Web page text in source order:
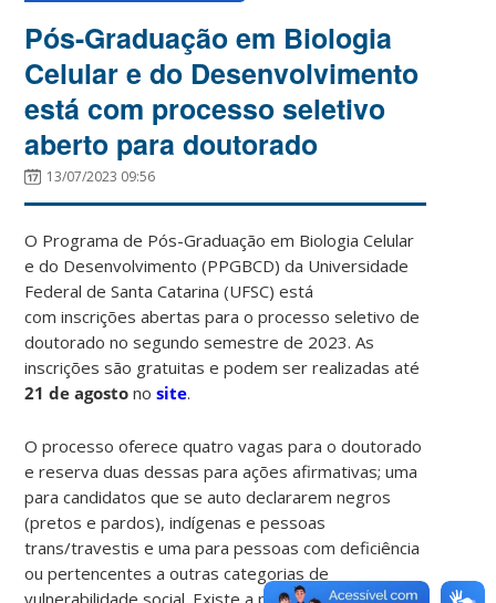
Pós-Graduação em Biologia
Celular e do Desenvolvimento
está com processo seletivo
aberto para doutorado
13/07/2023 09:56
O Programa de Pós-Graduação em Biologia Celular
e do Desenvolvimento (PPGBCD) da Universidade
Federal de Santa Catarina (UFSC) está
com inscrições abertas para o processo seletivo de
doutorado no segundo semestre de 2023. As
inscrições são gratuitas e podem ser realizadas até
21 de agosto nosite.
O processo oferece quatro vagas para o doutorado
e reserva duas dessas para ações afirmativas; uma
para candidatos que se auto declararem negros
(pretos e pardos), indígenas e pessoas
trans/travestis e uma para pessoas com deficiência
ou pertencentes a outras categorias de
vulnerabilidade social. Existe a possibilidade de